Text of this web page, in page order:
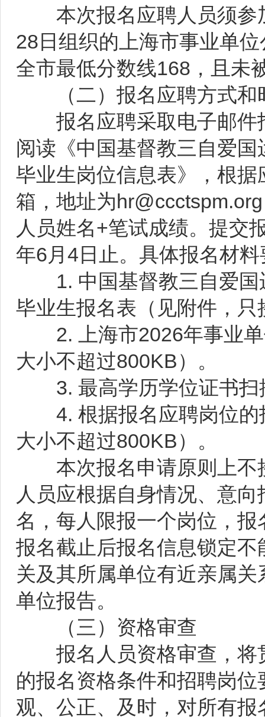
本次报名应聘人员须参
28日组织的上海市事业单
全市最低分数线168，且未
（二）报名应聘方式和
报名应聘采取电子邮件
阅读《中国基督教三自爱
毕业生岗位信息表》，根
箱，地址为
人员姓名+笔试成绩。提交
年6月4日止。具体报名材
1. 中国基督教三自爱国
毕业生报名表（见附件，
2. 上海市2026年事业单
大小不超过800KB）。
3. 最高学历学位证书扫
4. 根据报名应聘岗位的
大小不超过800KB）。
本次报名申请原则上不
人员应根据自身情况、意
名，每人限报一个岗位，
报名截止后报名信息锁定
关及其所属单位有近亲属
单位报告。
（三）资格审查
报名人员资格审查，将
的报名资格条件和招聘岗
观、公正、及时，对所有